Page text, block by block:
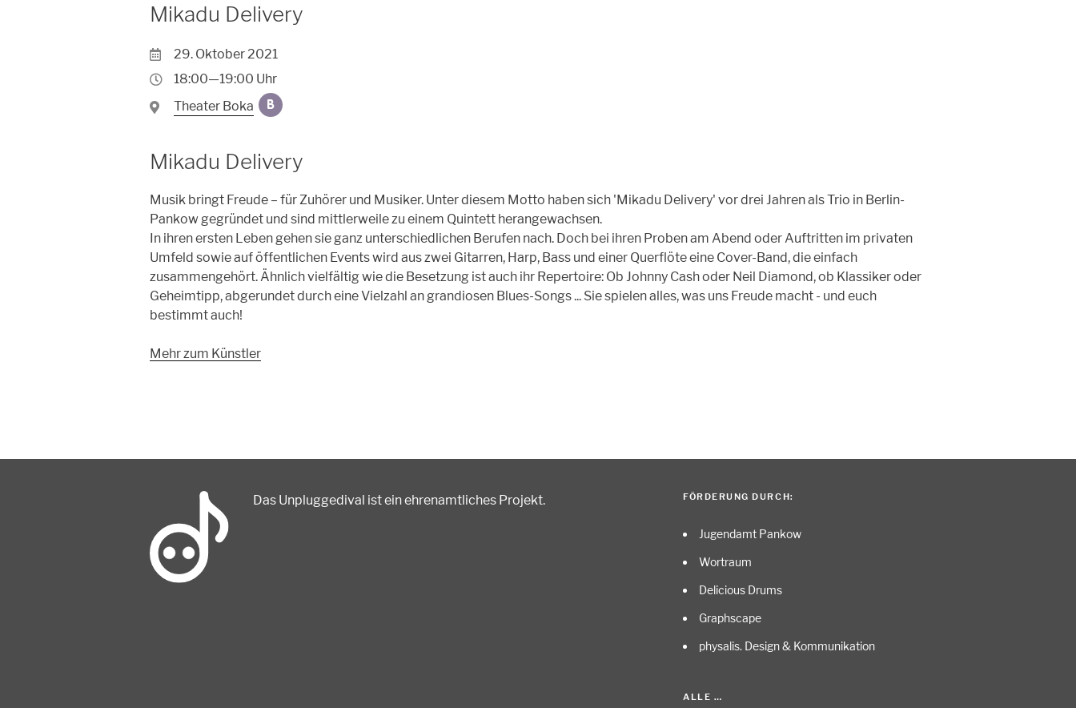
Mikadu Delivery
29. Oktober 2021
18:00—19:00 Uhr
Theater Boka
B
Mikadu Delivery
Musik bringt Freude – für Zuhörer und Musiker. Unter diesem Motto haben sich 'Mikadu Delivery' vor drei Jahren als Trio in Berlin-
Pankow gegründet und sind mittlerweile zu einem Quintett herangewachsen.
In ihren ersten Leben gehen sie ganz unterschiedlichen Berufen nach. Doch bei ihren Proben am Abend oder Auftritten im privaten
Umfeld sowie auf öffentlichen Events wird aus zwei Gitarren, Harp, Bass und einer Querflöte eine Cover-Band, die einfach
zusammengehört. Ähnlich vielfältig wie die Besetzung ist auch ihr Repertoire: Ob Johnny Cash oder Neil Diamond, ob Klassiker oder
Geheimtipp, abgerundet durch eine Vielzahl an grandiosen Blues-Songs ... Sie spielen alles, was uns Freude macht - und euch
bestimmt auch!
Mehr zum Künstler
Das Unpluggedival ist ein ehrenamtliches Projekt. FÖRDERUNG DURCH:
Jugendamt Pankow
Wortraum
Delicious Drums
Graphscape
physalis. Design & Kommunikation
ALLE …